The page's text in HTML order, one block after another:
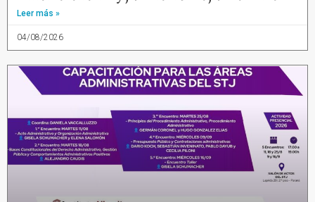
Leer más »
04/08/2026